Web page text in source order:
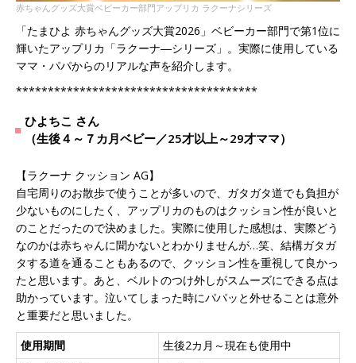
赤ちゃんグッズ大賞ベビーカー部門アップリカ ラクーナシリーズ
「たまひよ 赤ちゃんグッズ大賞2026」ベビーカー部門で第1位に
輝いたアップリカ「ラクーナ―シリーズ」。実際に使用している
ママ・パパからのリアルな声を紹介します。
**************************************
ひよちこ さん
（生後４～７カ月ベビー／25才以上～29才ママ）
【ラクーナ クッション AG】
自宅周りのお散歩で使うことが多いので、ガタガタ道でも負担が
少ないものにしたく、アップリカのものはクッション性が良いと
のことだったので決めました。実際に使用した感想は、実際どう
なのかは赤ちゃんに聞かないとわかりませんが…笑、結構ガタガ
タする道を通ることもあるので、クッション性を重視して良かっ
たと思います。あと、ベルトのつけ外しがスムーズにできる点は
助かっています。泣いてしまった時にパパッと外せることは意外
と重要だと思いました。
使用期間
生後2カ月～現在も使用中